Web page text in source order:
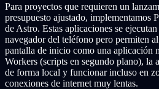
Para proyectos que requieren un
presupuesto ajustado, implementamos
de Astro. Estas aplicaciones se
navegador del teléfono pero permiten
pantalla de inicio como una aplicación
Workers (scripts en segundo plano), la
de forma local y funcionar incluso en
conexiones de internet muy lentas.